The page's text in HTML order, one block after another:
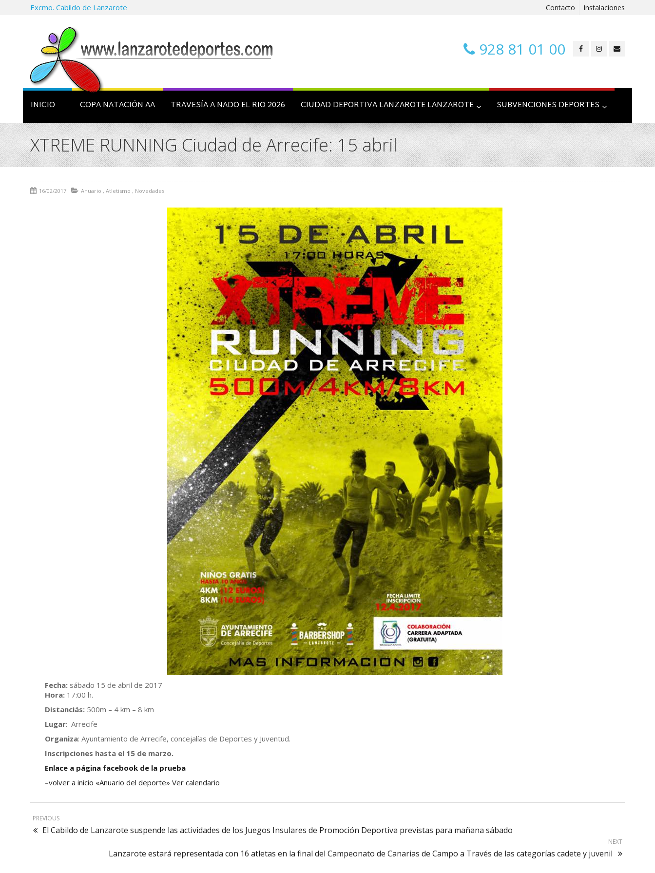
Excmo. Cabildo de Lanzarote Contacto Instalaciones
928 81 01 00
INICIO COPA NATACIÓN AA TRAVESÍA A NADO EL RIO 2026 CIUDAD DEPORTIVA LANZAROTE LANZAROTE SUBVENCIONES DEPORTES
XTREME RUNNING Ciudad de Arrecife: 15 abril
16/02/2017 Anuario , Atletismo , Novedades
Fecha: sábado 15 de abril de 2017
Hora: 17:00 h.
Distanciás: 500m – 4 km – 8 km
Lugar: Arrecife
Organiza: Ayuntamiento de Arrecife, concejalías de Deportes y Juventud.
Inscripciones hasta el 15 de marzo.
Enlace a página facebook de la prueba
–volver a inicio «Anuario del deporte» Ver calendario
PREVIOUS
El Cabildo de Lanzarote suspende las actividades de los Juegos Insulares de Promoción Deportiva previstas para mañana sábado
NEXT
Lanzarote estará representada con 16 atletas en la final del Campeonato de Canarias de Campo a Través de las categorías cadete y juvenil